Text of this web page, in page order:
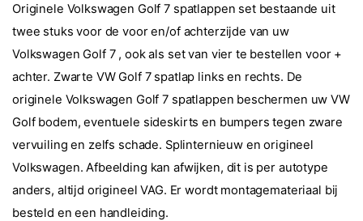
Originele Volkswagen Golf 7 spatlappen set bestaande uit
twee stuks voor de voor en/of achterzijde van uw
Volkswagen Golf 7 , ook als set van vier te bestellen voor +
achter. Zwarte VW Golf 7 spatlap links en rechts. De
originele Volkswagen Golf 7 spatlappen beschermen uw VW
Golf bodem, eventuele sideskirts en bumpers tegen zware
vervuiling en zelfs schade. Splinternieuw en origineel
Volkswagen. Afbeelding kan afwijken, dit is per autotype
anders, altijd origineel VAG. Er wordt montagemateriaal bij
besteld en een handleiding.